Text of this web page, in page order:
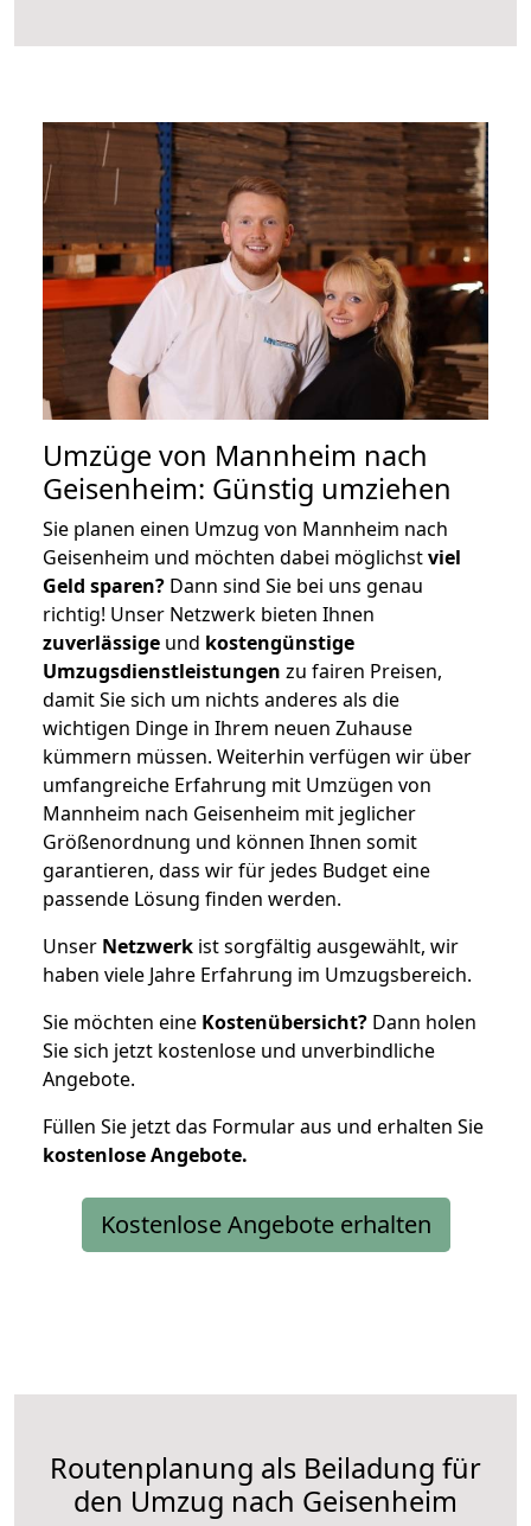
Umzüge von Mannheim nach
Geisenheim: Günstig umziehen
Sie planen einen Umzug von Mannheim nach
Geisenheim und möchten dabei möglichstviel
Geld sparen? Dann sind Sie bei uns genau
richtig! Unser Netzwerk bieten Ihnen
zuverlässige und kostengünstige
Umzugsdienstleistungen zu fairen Preisen,
damit Sie sich um nichts anderes als die
wichtigen Dinge in Ihrem neuen Zuhause
kümmern müssen. Weiterhin verfügen wir über
umfangreiche Erfahrung mit Umzügen von
Mannheim nach Geisenheim mit jeglicher
Größenordnung und können Ihnen somit
garantieren, dass wir für jedes Budget eine
passende Lösung finden werden.
Unser Netzwerk ist sorgfältig ausgewählt, wir
haben viele Jahre Erfahrung im Umzugsbereich.
Sie möchten eine Kostenübersicht? Dann holen
Sie sich jetzt kostenlose und unverbindliche
Angebote.
Füllen Sie jetzt das Formular aus und erhalten Sie
kostenloseAngebote.
Kostenlose Angebote erhalten
Routenplanung als Beiladung für
den Umzug nach Geisenheim